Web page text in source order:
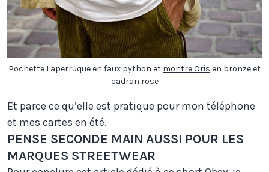
Pochette Laperruque en faux python et montre Oris en bronze et
cadran rose
Et parce ce qu’elle est pratique pour mon téléphone
et mes cartes en été.
PENSE SECONDE MAIN AUSSI POUR LES
MARQUES STREETWEAR